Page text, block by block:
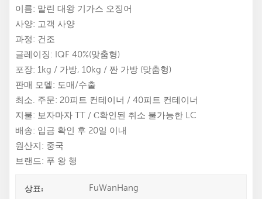
이름: 말린 대왕 기가스 오징어
사양: 고객 사양
과정: 건조
글레이징: IQF 40%(맞춤형)
포장: 1kg / 가방, 10kg / 짠 가방 (맞춤형)
판매 모델: 도매/수출
최소. 주문: 20피트 컨테이너 / 40피트 컨테이너
지불: 보자마자 TT / С확인된 취소 불가능한 LC
배송: 입금 확인 후 20일 이내
원산지: 중국
브랜드: 푸 왕 행
상표: FuWanHang